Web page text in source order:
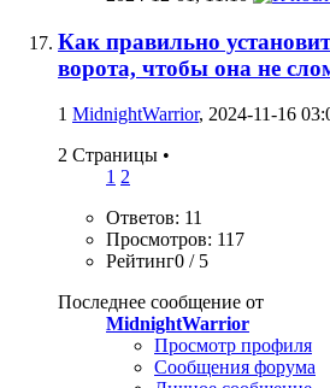
Как правильно
ворота, чтобы она не
1 MidnightWarrior, 2024-11-16
2 Страницы •
1 2
Ответов: 11
Просмотров: 117
Рейтинг0 / 5
Последнее сообщение от
MidnightWarrior
Просмотр профиля
Сообщения форума